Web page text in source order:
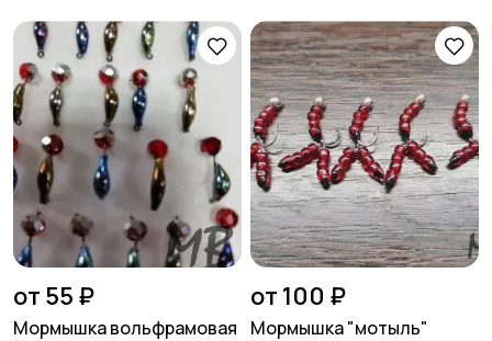
от 55 ₽
Мормышка вольфрамовая
от 100 ₽
Мормышка "мотыль"